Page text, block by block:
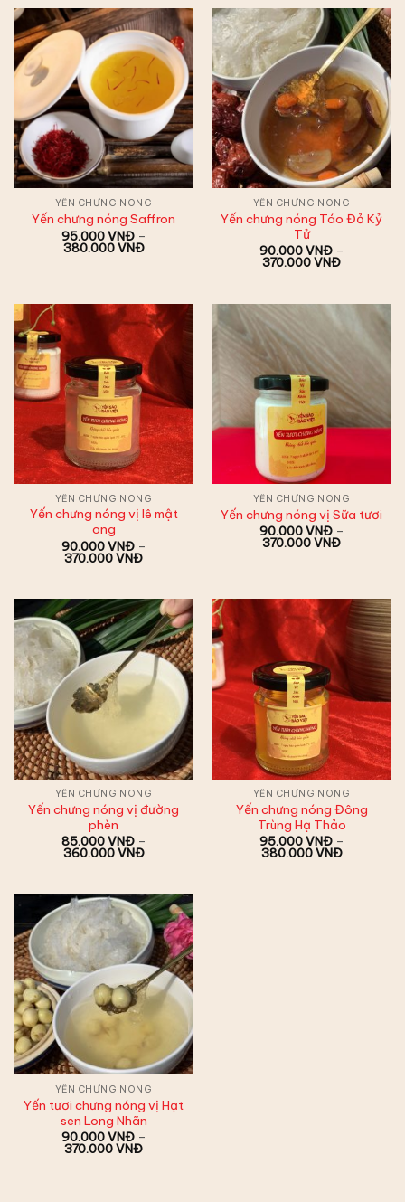
370.000 VNĐ đến
380.000
YẾN CHƯNG NÓNG
Yến chưng nóng Saffron
95.000VNĐ –
380.000VNĐKhoảng
380.000 VNĐ
YẾN CHƯNG NÓNG
Yến chưng nóng Táo Đỏ Kỷ
Tử
90.000VNĐ –
370.000VNĐKhoảng
đến
370.000
YẾN CHƯNG NÓNG
Yến chưng nóng vị lê mật
ong
90.000VNĐ –
370.000VNĐKhoảng
đến
370.000 VNĐ
YẾN CHƯNG NÓNG
Yến chưng nóng vị Sữa tươi
90.000VNĐ –
370.000VNĐKhoảng
370.000
YẾN CHƯNG NÓNG
Yến chưng nóng vị đường
phèn
85.000VNĐ –
360.000VNĐKhoảng
đến
360.000 VNĐ
YẾN CHƯNG NÓNG
Yến chưng nóng Đông
Trùng Hạ Thảo
95.000VNĐ –
380.000VNĐKhoảng
YẾN CHƯNG NÓNG
Yến tươi chưng nóng vị Hạt
sen Long Nhãn
90.000VNĐ –
370.000VNĐKhoảng